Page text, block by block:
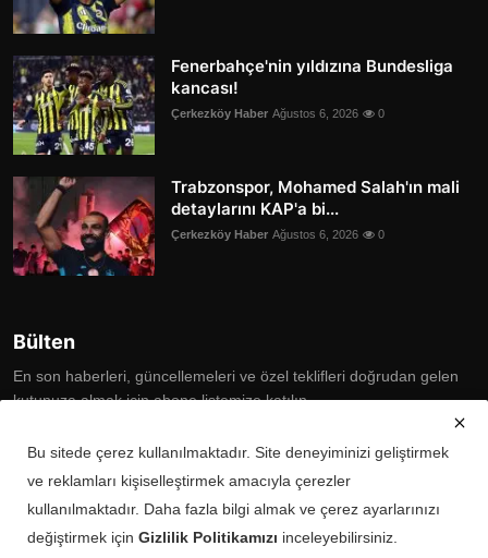
Fenerbahçe'nin yıldızına Bundesliga
kancası!
Çerkezköy Haber Ağustos 6, 2026 0
Trabzonspor, Mohamed Salah'ın mali
detaylarını KAP'a bi...
Çerkezköy Haber Ağustos 6, 2026 0
Bülten
En son haberleri, güncellemeleri ve özel teklifleri doğrudan gelen
kutunuza almak için abone listemize katılın
Subscribe
Bu sitede çerez kullanılmaktadır. Site deneyiminizi geliştirmek
ve reklamları kişiselleştirmek amacıyla çerezler
kullanılmaktadır. Daha fazla bilgi almak ve çerez ayarlarınızı
değiştirmek için Gizlilik Politikamızı inceleyebilirsiniz.